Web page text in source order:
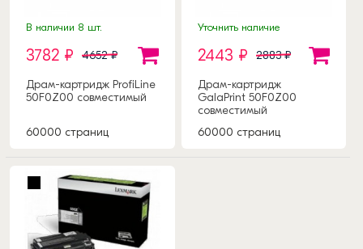
В наличии 8 шт.
3782 ₽ 4652 ₽
Драм-картридж ProfiLine
50F0Z00 совместимый
60000 страниц
Уточнить наличие
2443 ₽ 2883 ₽
Драм-картридж
GalaPrint 50F0Z00
совместимый
60000 страниц